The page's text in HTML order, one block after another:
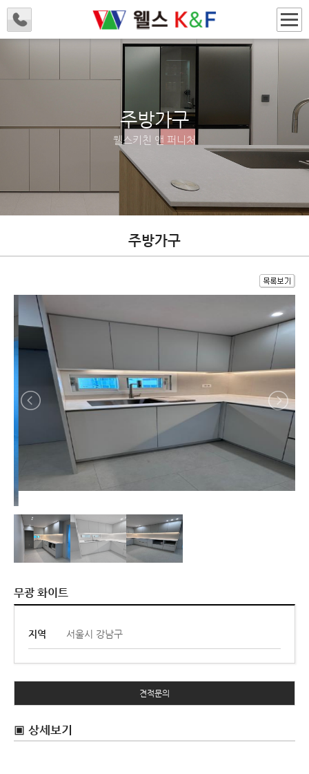
주방가구
웰스키친 앤 퍼니처
주방가구
무광 화이트
지역 서울시 강남구
견적문의
▣ 상세보기